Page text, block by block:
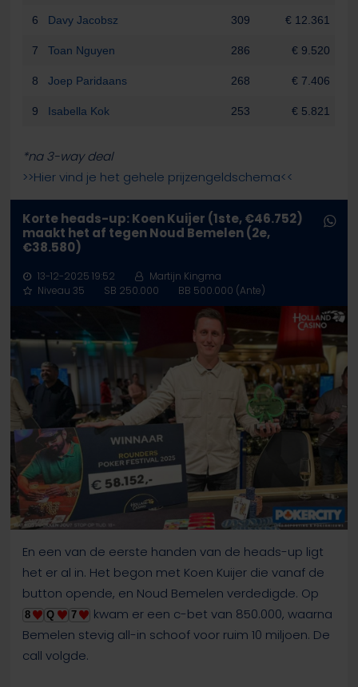
6 Davy Jacobsz 309 € 12.361
7 Toan Nguyen 286 € 9.520
8 Joep Paridaans 268 € 7.406
9 Isabella Kok 253 € 5.821
*na 3-way deal
>>Hier vind je het gehele prijzengeldschema<<
Korte heads-up: Koen Kuijer (1ste, €46.752)
maakt het af tegen Noud Bemelen (2e,
€38.580)
13-12-2025 19:52
Martijn Kingma
Niveau 35
SB 250.000 BB 500.000 (Ante)
En een van de eerste handen van de heads-up ligt
het er al in. Het begon met Koen Kuijer die vanaf de
button opende, en Noud Bemelen verdedigde. Op
8 Q 7
kwam er een c-bet van 850.000, waarna
Bemelen stevig all-in schoof voor ruim 10 miljoen. De
call volgde.